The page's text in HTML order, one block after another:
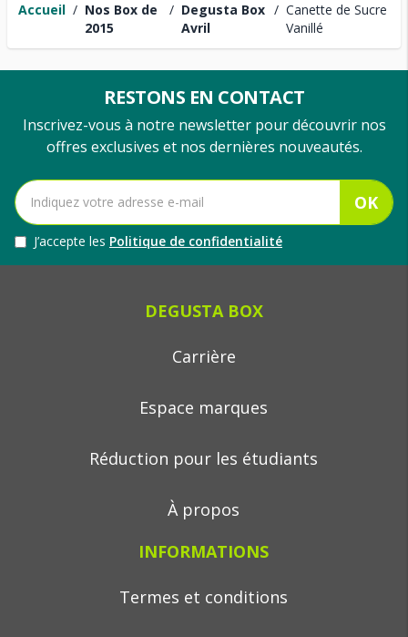
Accueil / Nos Box de
2015
/ Degusta Box
Avril
/ Canette de Sucre
Vanillé
RESTONS EN CONTACT
Inscrivez-vous à notre newsletter pour découvrir nos
offres exclusives et nos dernières nouveautés.
OK
J’accepte les Politique de confidentialité
DEGUSTA BOX
Carrière
Espace marques
Réduction pour les étudiants
À propos
INFORMATIONS
Termes et conditions